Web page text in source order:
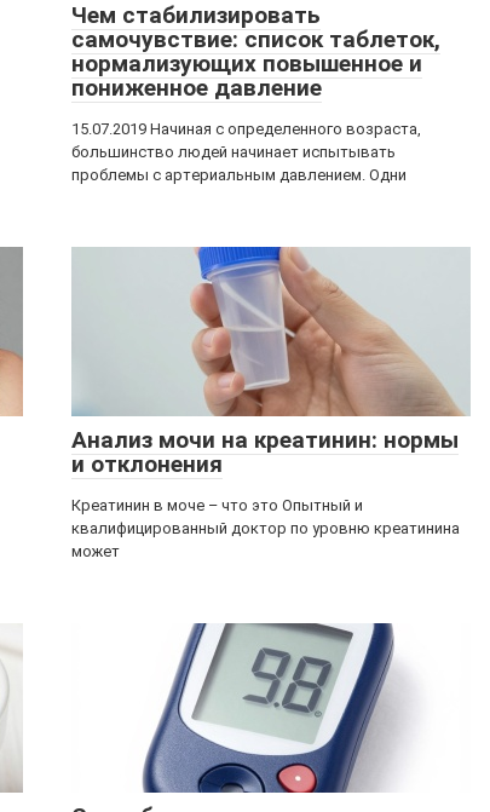
Чем стабилизировать
самочувствие: список таблеток,
нормализующих повышенное и
пониженное давление
15.07.2019 Начиная с определенного возраста,
большинство людей начинает испытывать
проблемы с артериальным давлением. Одни
Анализ мочи на креатинин: нормы
и отклонения
Креатинин в моче – что это Опытный и
квалифицированный доктор по уровню креатинина
может